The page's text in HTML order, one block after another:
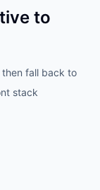
to
fall back to
stack